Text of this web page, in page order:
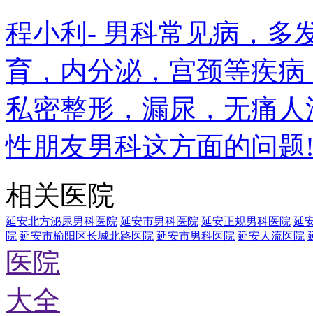
程小利- 男科常见病，多
育，内分泌，宫颈等疾
私密整形，漏尿，无痛
性朋友男科这方面的问
相关医院
延安北方泌尿男科医院 延安市男科医院 延安正规男科医院 延
院 延安市榆阳区长城北路医院 延安市男科医院 延安人流医院
医院
大全